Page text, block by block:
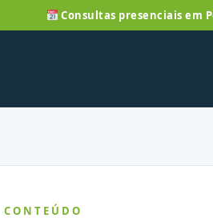
Consultas presenciais em
CONTEÚDO